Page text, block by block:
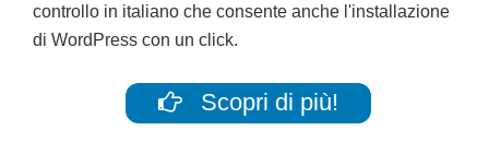
controllo in italiano che consente anche l'installazione
di WordPress con un click.
Scopri di più!